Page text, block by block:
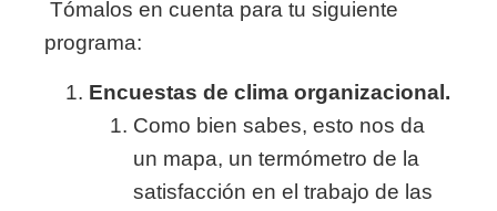
Tómalos en cuenta para tu siguiente
programa:
Encuestas de clima organizacional.
Como bien sabes, esto nos da
un mapa, un termómetro de la
satisfacción en el trabajo de las